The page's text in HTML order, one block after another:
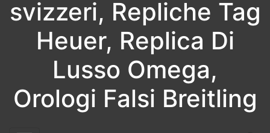
svizzeri, Repliche Tag
Heuer, Replica Di
Lusso Omega,
Orologi Falsi Breitling